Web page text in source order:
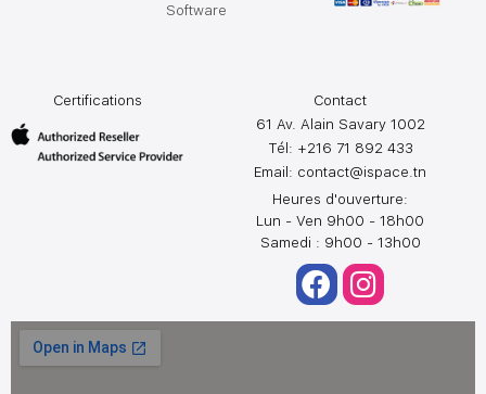
Software
Contact
61 Av. Alain Savary 1002
Tél: +216 71 892 433
Email: contact@ispace.tn
Heures d'ouverture:
Lun - Ven 9h00 - 18h00
Samedi : 9h00 - 13h00
Certifications